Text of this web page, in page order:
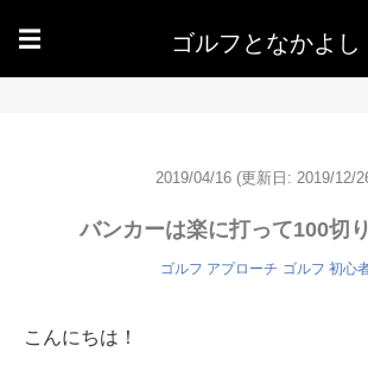
☰ ゴルフとなかよし
2019/04/16 (更新日: 2019/12/
バンカーは楽に打って100切
ゴルフ アプローチ ゴルフ 初心
こんにちは！